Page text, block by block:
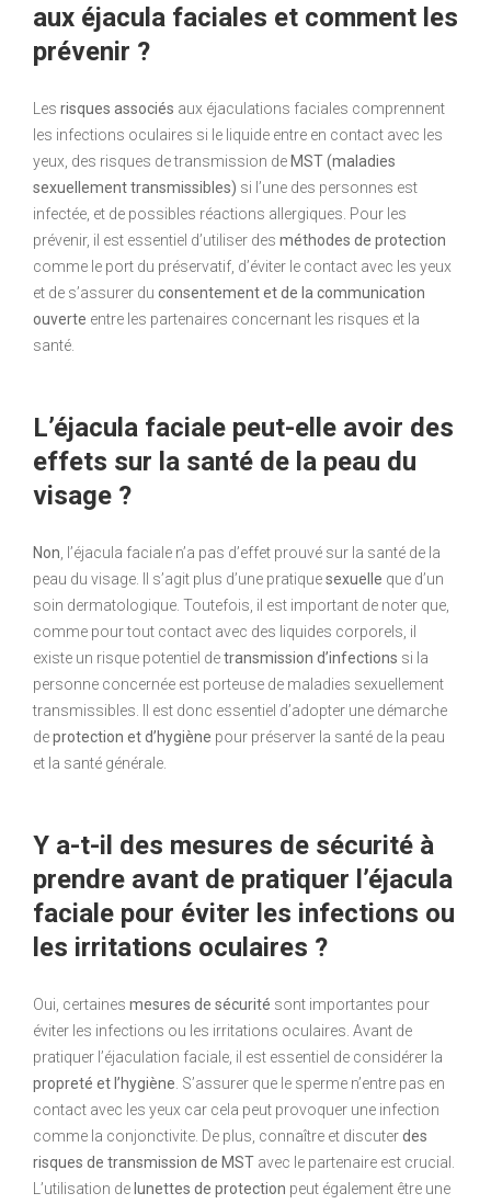
aux éjacula faciales et comment les
prévenir ?
Les risques associés aux éjaculations faciales comprennent
les infections oculaires si le liquide entre en contact avec les
yeux, des risques de transmission de MST (maladies
sexuellement transmissibles) si l’une des personnes est
infectée, et de possibles réactions allergiques. Pour les
prévenir, il est essentiel d’utiliser des méthodes de protection
comme le port du préservatif, d’éviter le contact avec les yeux
et de s’assurer du consentement et de la communication
ouverte entre les partenaires concernant les risques et la
santé.
L’éjacula faciale peut-elle avoir des
effets sur la santé de la peau du
visage ?
Non , l’éjacula faciale n’a pas d’effet prouvé sur la santé de la
peau du visage. Il s’agit plus d’une pratiquesexuelle que d’un
soin dermatologique. Toutefois, il est important de noter que,
comme pour tout contact avec des liquides corporels, il
existe un risque potentiel detransmission d’infections si la
personne concernée est porteuse de maladies sexuellement
transmissibles. Il est donc essentiel d’adopter une démarche
deprotection et d’hygiène pour préserver la santé de la peau
et la santé générale.
Y a-t-il des mesures de sécurité à
prendre avant de pratiquer l’éjacula
faciale pour éviter les infections ou
les irritations oculaires ?
Oui, certaines mesures de sécurité sont importantes pour
éviter les infections ou les irritations oculaires. Avant de
pratiquer l’éjaculation faciale, il est essentiel de considérer la
propreté et l’hygiène . S’assurer que le sperme n’entre pas en
contact avec les yeux car cela peut provoquer une infection
comme la conjonctivite. De plus, connaître et discuterdes
risques de transmission de MST avec le partenaire est crucial.
L’utilisation de lunettes de protection peut également être une